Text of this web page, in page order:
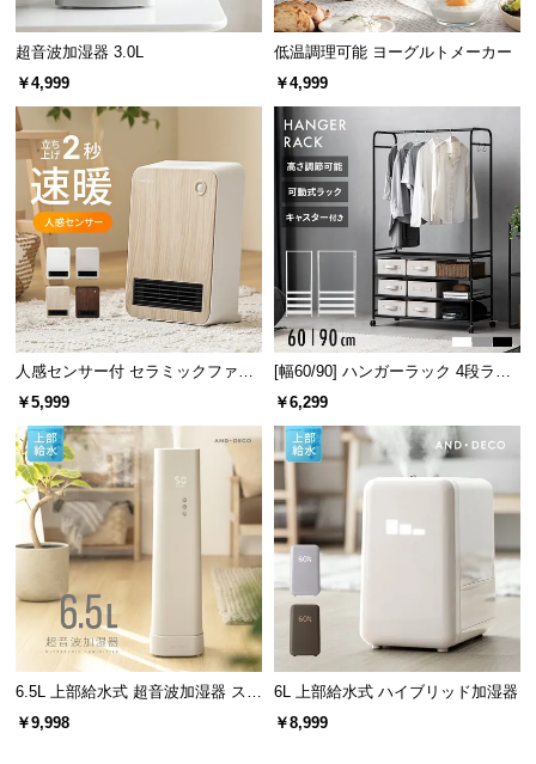
超音波加湿器 3.0L
￥4,999
低温調理可能 ヨーグルトメーカー
￥4,999
人感センサー付 セラミックファン
ヒーター スタイリッシュモデル
￥5,999
[幅60/90] ハンガーラック 4段ラッ
ク収納 キャスター付き
￥6,299
6.5L 上部給水式 超音波加湿器 ステ
ンレス振動子モデル
￥9,998
6L 上部給水式 ハイブリッド加湿器
￥8,999